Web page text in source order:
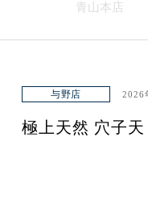
青山本店
与野店 2026
極上天然 穴子天